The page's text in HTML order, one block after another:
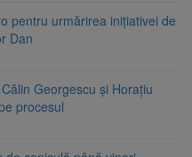
pentru urmărirea inițiativei de
Dan
Georgescu și Horațiu
procesul